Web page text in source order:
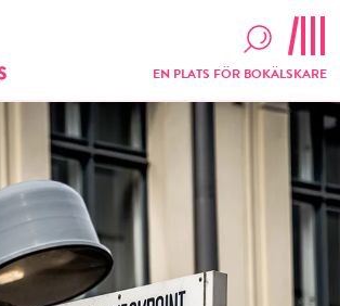
EN PLATS FÖR BOKÄLSKARE